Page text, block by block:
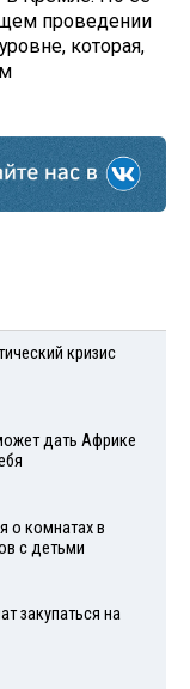
проведении
которая,
кризис
дать Африке
о комнатах в
с детьми
закупаться на